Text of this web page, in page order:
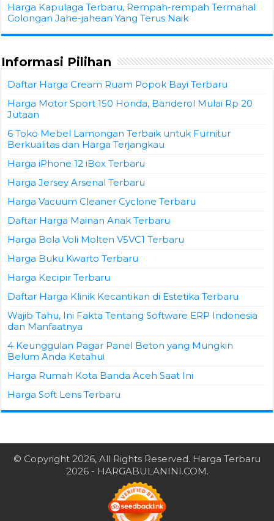
Harga Kapulaga Terbaru, Rempah-rempah Termahal
Golongan Jahe-jahean Yang Terus Naik
Informasi Pilihan
Daftar Harga Cream Ruam Popok Bayi Terbaru
Harga Motor Sport 150 Honda, Banderol Mulai Rp 20
Jutaan
6 Toko Mebel Lamongan Terbaik untuk Furnitur
Berkualitas dan Harga Terjangkau
Harga iPhone 12 iBox Terbaru
Harga Jersey Arsenal Terbaru
Harga Vacuum Cleaner Cyclone Terbaru
Daftar Harga Mainan Anak Terbaru
Harga Bola Voli Molten V5VC1 Terbaru
Harga Buku Kwarto Terbaru
Harga Kecipir Terbaru
Daftar Harga Klinik Kecantikan di Estetika Terbaru
Wajib Tahu, Ini Fakta Tentang Software ERP Indonesia
dan Manfaatnya
4 Keunggulan Pagar Panel Beton yang Mungkin
Belum Anda Ketahui
Harga Rumah Kota Banda Aceh Saat Ini
Harga Soft Lens Terbaru
© Copyright 2026, All Rights Reserved. Harga Terbaru
2026- HARGABULANINI.COM.